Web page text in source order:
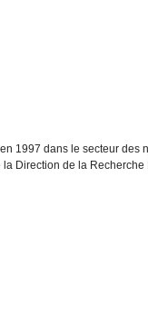
1997 dans le secteur
Direction de la